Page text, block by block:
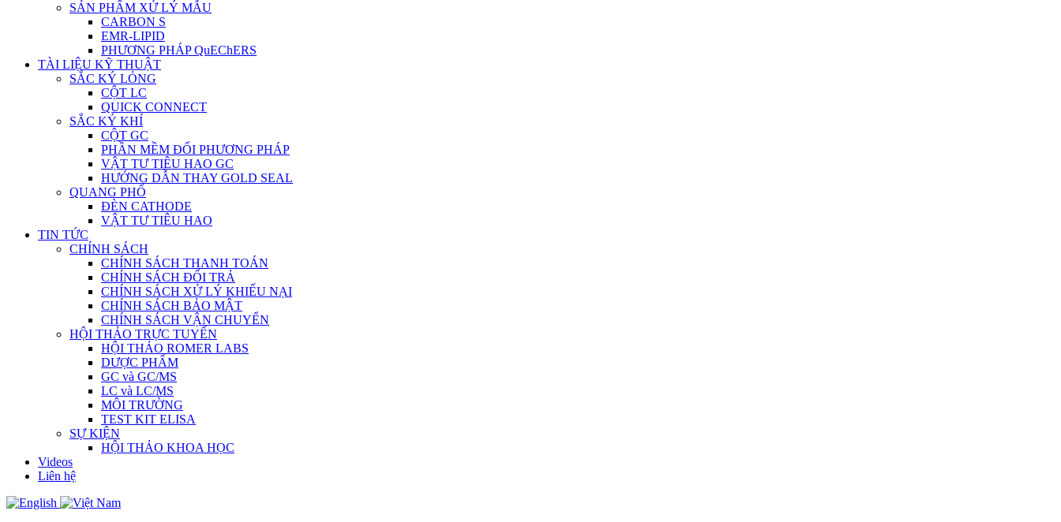
SẢN PHẨM XỬ LÝ MẪU
CARBON S
EMR-LIPID
PHƯƠNG PHÁP QuEChERS
TÀI LIỆU KỸ THUẬT
SẮC KÝ LỎNG
CỘT LC
QUICK CONNECT
SẮC KÝ KHÍ
CỘT GC
PHẦN MỀM ĐỔI PHƯƠNG PHÁP
VẬT TƯ TIÊU HAO GC
HƯỚNG DẪN THAY GOLD SEAL
QUANG PHỔ
ĐÈN CATHODE
VẬT TƯ TIÊU HAO
TIN TỨC
CHÍNH SÁCH
CHÍNH SÁCH THANH TOÁN
CHÍNH SÁCH ĐỔI TRẢ
CHÍNH SÁCH XỬ LÝ KHIẾU NẠI
CHÍNH SÁCH BẢO MẬT
CHÍNH SÁCH VẬN CHUYỂN
HỘI THẢO TRỰC TUYẾN
HỘI THẢO ROMER LABS
DƯỢC PHẨM
GC và GC/MS
LC và LC/MS
MÔI TRƯỜNG
TEST KIT ELISA
SỰ KIỆN
HỘI THẢO KHOA HỌC
Videos
Liên hệ